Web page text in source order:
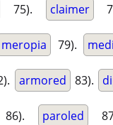
75). claimer
meropia 79).
armored 83).
86). paroled